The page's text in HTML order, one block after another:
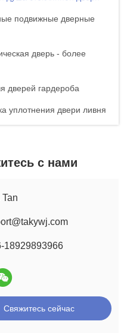
подвижные дверные
дверь - более
дверей гардероба
уплотнения двери ливня
с нами
Tan
18929893966
Свяжитесь сейчас